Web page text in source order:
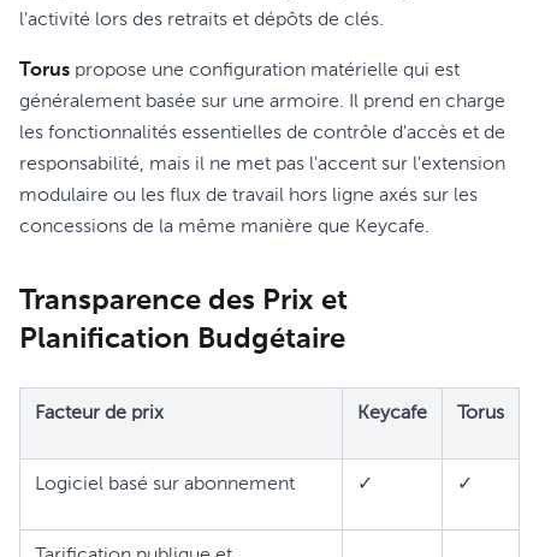
l'activité lors des retraits et dépôts de clés.
Torus propose une configuration matérielle qui est
généralement basée sur une armoire. Il prend en charge
les fonctionnalités essentielles de contrôle d'accès et de
responsabilité, mais il ne met pas l'accent sur l'extension
modulaire ou les flux de travail hors ligne axés sur les
concessions de la même manière que Keycafe.
Transparence des Prix et
Planification Budgétaire
Facteur de prix Keycafe Torus
Logiciel basé sur abonnement ✓ ✓